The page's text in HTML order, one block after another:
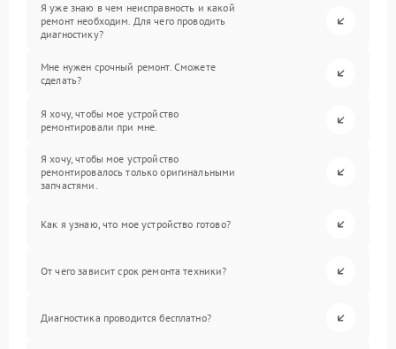
Я уже знаю в чем неисправность и какой
ремонт необходим. Для чего проводить
диагностику?
Мне нужен срочный ремонт. Сможете
сделать?
Я хочу, чтобы мое устройство
ремонтировали при мне.
Я хочу, чтобы мое устройство
ремонтировалось только оригинальными
запчастями.
Как я узнаю, что мое устройство готово?
От чего зависит срок ремонта техники?
Диагностика проводится бесплатно?